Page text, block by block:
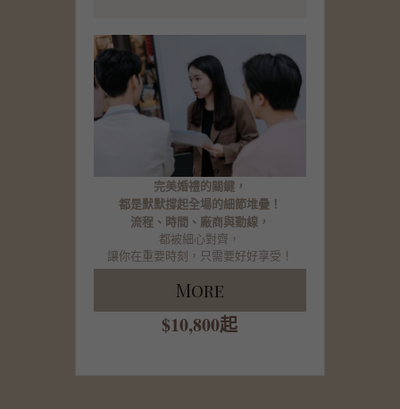
完美婚禮的關鍵，
都是默默撐起全場的細節堆疊！
流程、時間、廠商與動線，
都被細心對齊，
讓你在重要時刻，只需要好好享受！
More
$10,800起